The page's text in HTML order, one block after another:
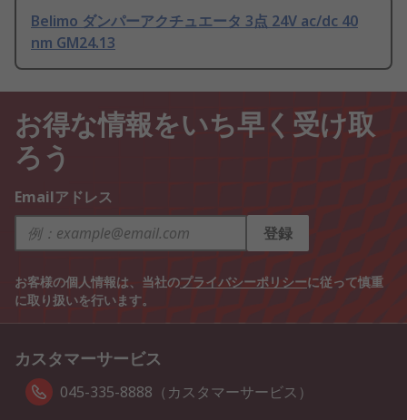
Belimo ダンパーアクチュエータ 3点 24V ac/dc 40
nm GM24.13
お得な情報をいち早く受け取
ろう
Emailアドレス
登録
お客様の個人情報は、当社のプライバシーポリシーに従って慎重
に取り扱いを行います。
カスタマーサービス
045-335-8888（カスタマーサービス）